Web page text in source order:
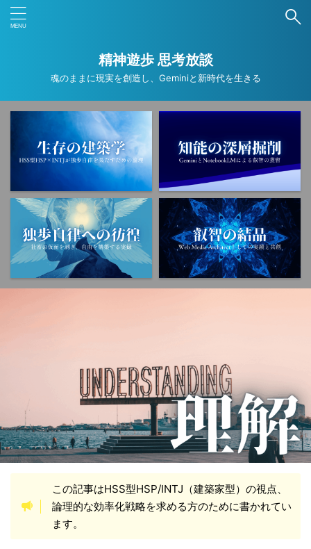
タグ
ANAカード ANAマイル
Gemini NotebookLM SNS Wordpress
アプリ オカルト コンプレックス
ストレスマネジメント トラウマ ニュース
フリーランス ブログ運営 ミニマリスト
生成AI 社会情勢 神 自己分析
言葉 超能力者 転職活動 運
音声解説 願望達成 魂
精神遊歩 思考放談
魂のままに現実を創造し、Geminiと新時代を生きる
この記事はHSS型HSP/INTJ（建築家型）の視点、
論理的な効率化戦略を求める方のために書かれてい
ます。